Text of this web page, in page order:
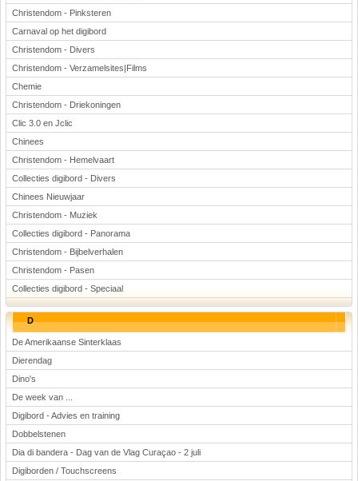
Christendom - Pinksteren
Carnaval op het digibord
Christendom - Divers
Christendom - Verzamelsites|Films
Chemie
Christendom - Driekoningen
Clic 3.0 en Jclic
Chinees
Christendom - Hemelvaart
Collecties digibord - Divers
Chinees Nieuwjaar
Christendom - Muziek
Collecties digibord - Panorama
Christendom - Bijbelverhalen
Christendom - Pasen
Collecties digibord - Speciaal
D
De Amerikaanse Sinterklaas
Dierendag
Dino's
De week van ...
Digibord - Advies en training
Dobbelstenen
Dia di bandera - Dag van de Vlag Curaçao - 2 juli
Digiborden / Touchscreens